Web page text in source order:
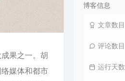
果之一。胡
媒体和都市
博客信息
文章数目
评论数目
运行天数